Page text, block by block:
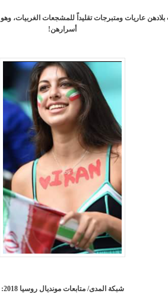
بلادهن عاريات ومتبرجات تقليداً للمشجعات
أسرارهن!
شبكة المدى/ متابعات مونديال روسيا 2018: